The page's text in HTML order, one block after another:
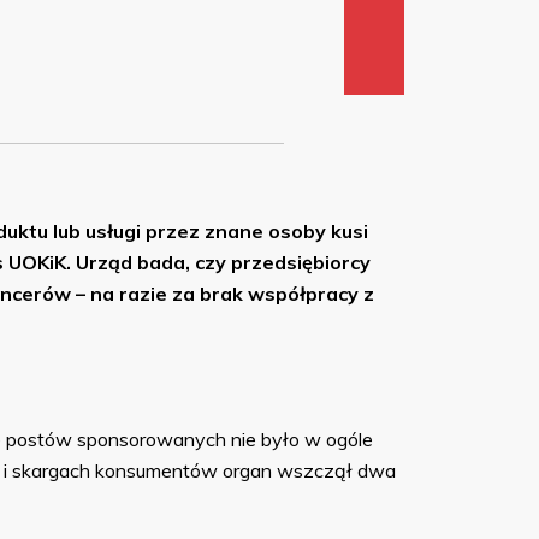
lub usługi przez znane osoby kusi
Urząd bada, czy przedsiębiorcy
– na razie za brak współpracy z
sponsorowanych nie było w ogóle
skargach konsumentów organ wszczął dwa